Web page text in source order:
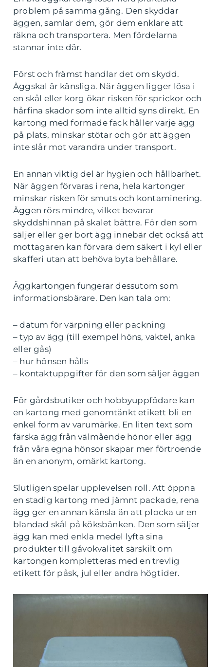
problem på samma gång. Den skyddar
äggen, samlar dem, gör dem enklare att
räkna och transportera. Men fördelarna
stannar inte där.
Först och främst handlar det om skydd.
Äggskal är känsliga. När äggen ligger lösa i
en skål eller korg ökar risken för sprickor och
hårfina skador som inte alltid syns direkt. En
kartong med formade fack håller varje ägg
på plats, minskar stötar och gör att äggen
inte slår mot varandra under transport.
En annan viktig del är hygien och hållbarhet.
När äggen förvaras i rena, hela kartonger
minskar risken för smuts och kontaminering.
Äggen rörs mindre, vilket bevarar
skyddshinnan på skalet bättre. För den som
säljer eller ger bort ägg innebär det också att
mottagaren kan förvara dem säkert i kyl eller
skafferi utan att behöva byta behållare.
Äggkartongen fungerar dessutom som
informationsbärare. Den kan tala om:
– datum för värpning eller packning
– typ av ägg (till exempel höns, vaktel, anka
eller gås)
– hur hönsen hålls
– kontaktuppgifter för den som säljer äggen
För gårdsbutiker och hobbyuppfödare kan
en kartong med genomtänkt etikett bli en
enkel form av varumärke. En liten text som
färska ägg från välmående hönor eller ägg
från våra egna hönsor skapar mer förtroende
än en anonym, omärkt kartong.
Slutligen spelar upplevelsen roll. Att öppna
en stadig kartong med jämnt packade, rena
ägg ger en annan känsla än att plocka ur en
blandad skål på köksbänken. Den som säljer
ägg kan med enkla medel lyfta sina
produkter till gåvokvalitet särskilt om
kartongen kompletteras med en trevlig
etikett för påsk, jul eller andra högtider.